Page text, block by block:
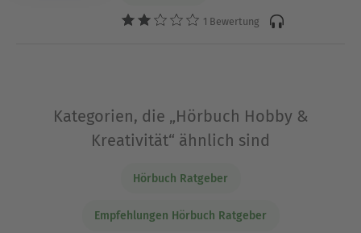
1 Bewertung
Kategorien, die „Hörbuch Hobby &
Kreativität“ ähnlich sind
Hörbuch Ratgeber
Empfehlungen Hörbuch Ratgeber